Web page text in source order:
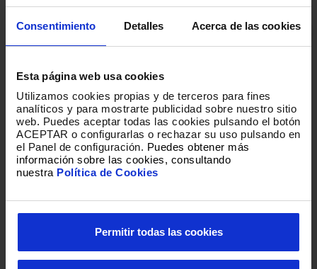
Consentimiento Detalles Acerca de las cookies
Esta página web usa cookies
Utilizamos cookies propias y de terceros para fines
analíticos y para mostrarte publicidad sobre nuestro sitio
web. Puedes aceptar todas las cookies pulsando el botón
ACEPTAR o configurarlas o rechazar su uso pulsando en
el Panel de configuración. Puedes obtener más
información sobre las cookies, consultando
nuestra Política de Cookies
Permitir todas las cookies
Loading